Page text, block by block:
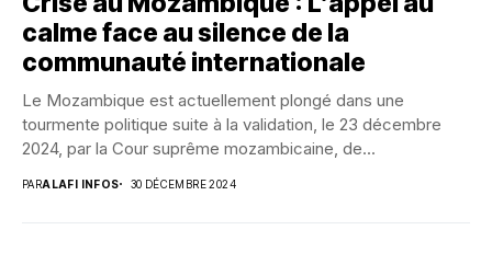
calme face au silence de la
communauté internationale
Le Mozambique est actuellement plongé dans une
tourmente politique suite à la validation, le 23 décembre
2024, par la Cour suprême mozambicaine, de...
PARALAFI INFOS 30 DÉCEMBRE 2024